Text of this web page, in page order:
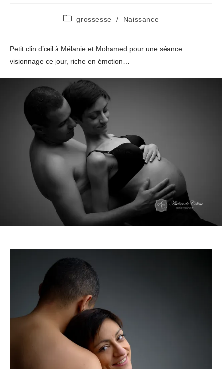
Postgrossesse / Naissance
Petit clin d’œil à Mélanie et Mohamed pour une séance
visionnage ce jour, riche en émotion…